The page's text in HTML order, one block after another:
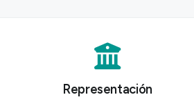
Representación